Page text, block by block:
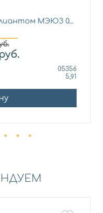
МЭЮЗ 0...
05356
5,91